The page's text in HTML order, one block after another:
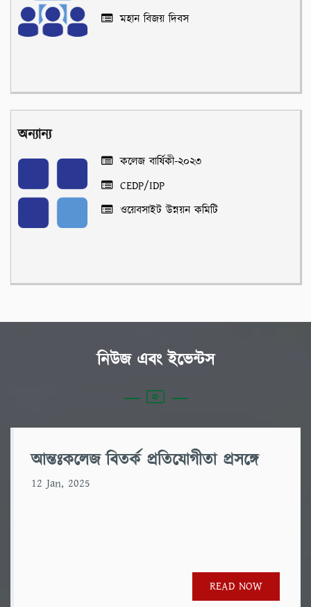
মহান বিজয় দিবস
অন্যান্য
কলেজ বার্ষিকী-২০২৩
CEDP/IDP
ওয়েবসাইট উন্নয়ন কমিটি
নিউজ এবং ইভেন্টস
আন্তঃকলেজ বিতর্ক প্রতিযোগীতা প্রসঙ্গে
12 Jan, 2025
READ NOW